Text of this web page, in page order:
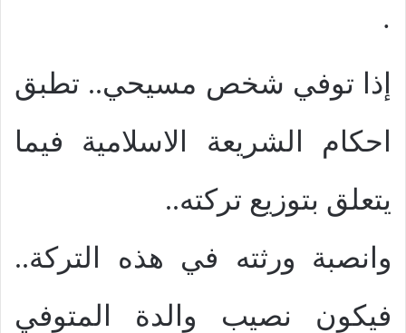
·
إذا توفي شخص مسيحي.. تطبق
احكام الشريعة الاسلامية فيما
يتعلق بتوزيع تركته..
وانصبة ورثته في هذه التركة..
فيكون نصيب والدة المتوفي